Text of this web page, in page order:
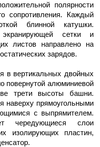
полярности
сопротивления. Каждый
блинной катушки.
экранирующей сетки и
листов направлено на
зарядов.
в вертикальных двойных
повернутой алюминиевой
трети высоты башни.
наверху прямоугольными
с выпрямителем.
чередующиеся слои
изолирующих пластин,